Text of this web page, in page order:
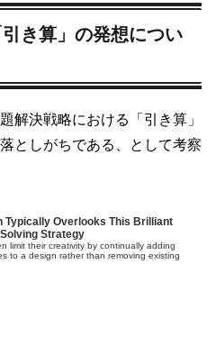
き算」の発想につい
解決戦略における「引き算」
としがちである、として考察
Typically Overlooks This Brilliant
Strategy
limit their creativity by continually adding
to a design rather than removing existing